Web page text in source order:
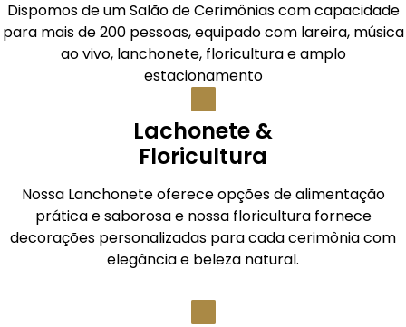
Dispomos de um Salão de Cerimônias com capacidade
para mais de 200 pessoas, equipado com lareira, música
ao vivo, lanchonete, floricultura e amplo
estacionamento
Lachonete &
Floricultura
Nossa Lanchonete oferece opções de alimentação
prática e saborosa e nossa floricultura fornece
decorações personalizadas para cada cerimônia com
elegância e beleza natural.